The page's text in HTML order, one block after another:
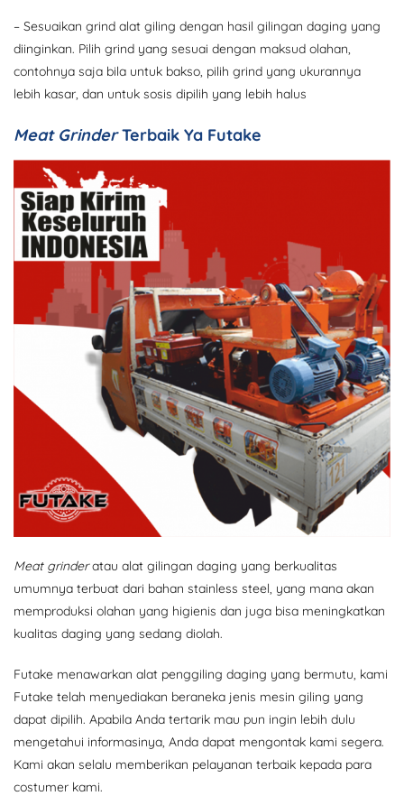
– Sesuaikan grind alat giling dengan hasil gilingan daging yang
diinginkan. Pilih grind yang sesuai dengan maksud olahan,
contohnya saja bila untuk bakso, pilih grind yang ukurannya
lebih kasar, dan untuk sosis dipilih yang lebih halus
Meat GrinderTerbaik Ya Futake
Meat grinderatau alat gilingan daging yang berkualitas
umumnya terbuat dari bahan stainless steel, yang mana akan
memproduksi olahan yang higienis dan juga bisa meningkatkan
kualitas daging yang sedang diolah.
Futake menawarkan alat penggiling daging yang bermutu, kami
Futake telah menyediakan beraneka jenis mesin giling yang
dapat dipilih. Apabila Anda tertarik mau pun ingin lebih dulu
mengetahui informasinya, Anda dapat mengontak kami segera.
Kami akan selalu memberikan pelayanan terbaik kepada para
costumer kami.